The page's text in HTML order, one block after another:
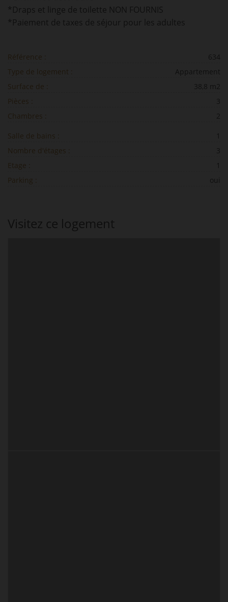
*Draps et linge de toilette NON FOURNIS
*Paiement de taxes de séjour pour les adultes
Référence :
634
Type de logement :
Appartement
Surface de :
38,8 m2
Pièces :
3
Chambres :
2
Salle de bains :
Nombre d'étages :
3
Etage :
Parking :
oui
Visitez ce logement